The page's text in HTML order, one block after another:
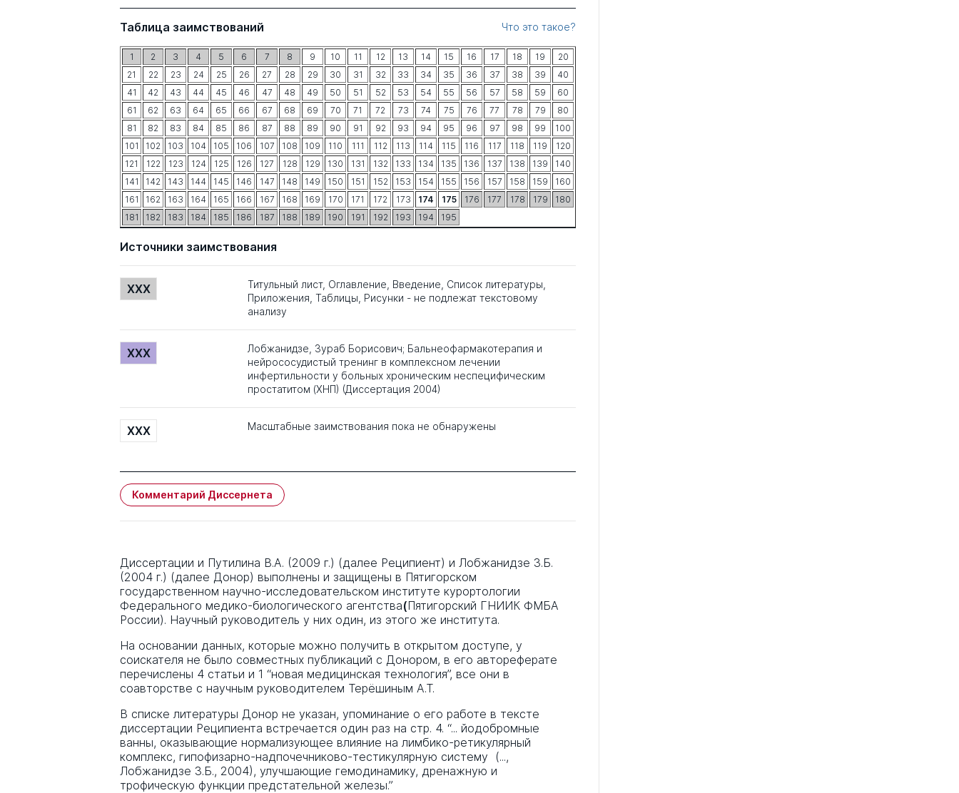
Таблица заимствований Что это такое?
1 2 3 4 5 6 7 8 9 10 11 12 13 14 15 16 17 18 19
20
21
22 23 24 25 26 27 28 29 30 31 32 33 34 35 36 37 38 39
40
41
42 43 44 45 46 47 48 49 50 51 52 53 54 55 56 57 58 59
60
61
62 63 64 65 66 67 68 69 70 71 72 73 74 75 76 77 78 79
80
81
82 83 84 85 86 87 88 89 90 91 92 93 94 95 96 97 98 99
100
101
102 103 104 105 106 107 108 109 110 111 112 113 114 115 116 117 118 119
120
121
122 123 124 125 126 127 128 129 130 131 132 133 134 135 136 137 138 139
140
141
142 143 144 145 146 147 148 149 150 151 152 153 154 155 156 157 158 159
160
161
162 163 164 165 166 167 168 169 170 171 172 173 174 175 176 177 178 179
180
181
182 183 184 185 186 187 188 189 190 191 192 193 194 195
Источники заимствования
XXX
Титульный лист, Оглавление, Введение, Список литературы,
Приложения, Таблицы, Рисунки - не подлежат текстовому
анализу
XXX
Лобжанидзе, Зураб Борисович; Бальнеофармакотерапия и
нейрососудистый тренинг в комплексном лечении
инфертильности у больных хроническим неспецифическим
простатитом (ХНП) (Диссертация 2004)
XXX Масштабные заимствования пока не обнаружены
Комментарий Диссернета
Диссертации и Путилина В.А. (2009 г.) (далее Реципиент) и Лобжанидзе З.Б.
(2004 г.) (далее Донор) выполнены и защищены в Пятигорском
государственном научно-исследовательском институте курортологии
Федерального медико-биологического агентства(Пятигорский ГНИИК ФМБА
России). Научный руководитель у них один, из этого же института.
На основании данных, которые можно получить в открытом доступе, у
соискателя не было совместных публикаций с Донором, в его автореферате
перечислены 4 статьи и 1 “новая медицинская технология”, все они в
соавторстве с научным руководителем Терёшиным А.Т.
В списке литературы Донор не указан, упоминание о его работе в тексте
диссертации Реципиента встречается один раз на стр. 4. “... йодобромные
ванны, оказывающие нормализующее влияние на лимбико-ретикулярный
комплекс, гипофизарно-надпочечниково-тестикулярную систему (...,
Лобжанидзе З.Б., 2004), улучшающие гемодинамику, дренажную и
трофическую функции предстательной железы.”